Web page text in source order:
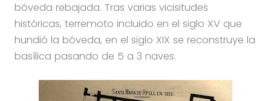
bóveda rebajada. Tras varias vicisitudes
históricas, terremoto incluido en el siglo XV que
hundió la bóveda, en el siglo XIX se reconstruye la
basílica pasando de 5 a 3 naves.